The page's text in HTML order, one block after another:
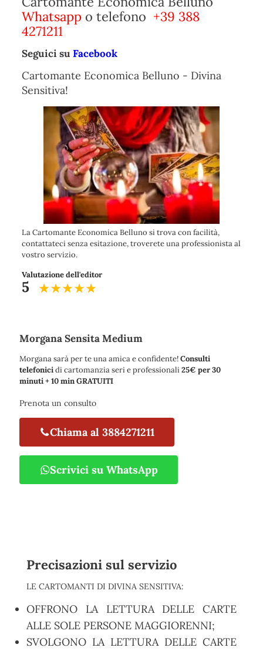
Whatsappo telefono +39 388
4271211
Seguici su Facebook
Cartomante Economica Belluno - Divina
Sensitiva!
La Cartomante Economica Belluno si trova con facilità,
contattateci senza esitazione, troverete una professionista al
vostro servizio.
Valutazione dell'editor
5
Morgana Sensita Medium
Morgana sarà per te una amica e confidente!Consulti
telefonicidi cartomanzia seri e professionali25€ per 30
minuti + 10 min GRATUITI
Prenota un consulto
Chiama al 3884271211
Scrivici su WhatsApp
Precisazioni sul servizio
LE CARTOMANTI DI DIVINA SENSITIVA:
OFFRONO LA LETTURA DELLE CARTE
ALLE SOLE PERSONE MAGGIORENNI;
SVOLGONO LA LETTURA DELLE CARTE